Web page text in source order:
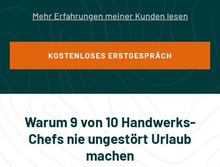
Mehr Erfahrungen meiner Kunden lesen
KOSTENLOSES ERSTGESPRÄCH
Warum 9 von 10 Handwerks-
Chefs nie ungestört Urlaub
machen